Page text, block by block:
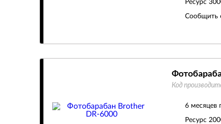
Ресурс
Сообщить
Код
6 месяцев
Ресурс